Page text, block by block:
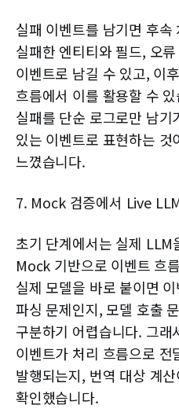
실패 이벤트를 남기면 후
실패한 엔티티와 필드, 오
이벤트로 남길 수 있고, 이
흐름에서 이를 활용할 수
실패를 단순 로그로만 남
있는 이벤트로 표현하는 것
느꼈습니다.
7. Mock 검증에서 Live
초기 단계에서는 실제
Mock 기반으로 이벤트 흐
실제 모델을 바로 붙이면
파싱 문제인지, 모델 호출
구분하기 어렵습니다. 그
이벤트가 처리 흐름으로
발행되는지, 번역 대상 계
확인했습니다.